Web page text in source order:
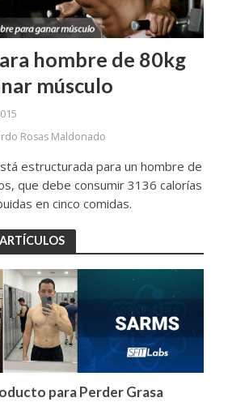
hombre de 80kg
músculo
Rosas Maldonado
estructurada para un hombre de
que debe consumir 3136 calorías
en cinco comidas.
para Perder Grasa